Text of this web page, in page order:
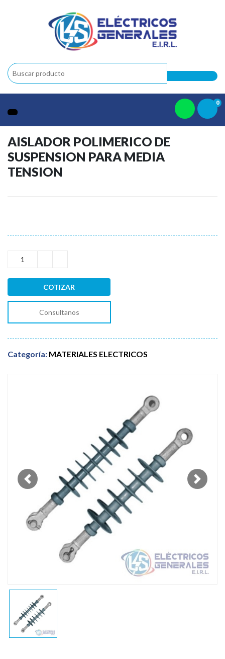
0
Previous Next
AISLADOR POLIMERICO DE
SUSPENSION PARA MEDIA
TENSION
COTIZAR
Consultanos
Categoría: MATERIALES ELECTRICOS